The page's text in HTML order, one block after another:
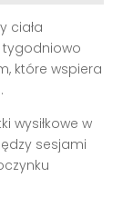
ciała
tygodniowo
które wspiera
wysiłkowe w
sesjami